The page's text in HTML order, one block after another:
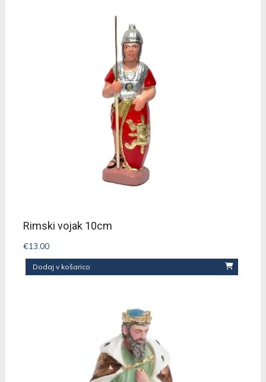
Rimski vojak 10cm
€13.00
Dodaj v košarico